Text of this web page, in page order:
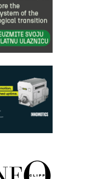
– Napredna
i
pametnu
· Display
korist